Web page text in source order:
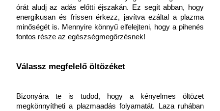
órát aludj az adás előtti éjszakán. Ez segít abban, hogy
energikusan és frissen érkezz, javítva ezáltal a plazma
minőségét is. Mennyire könnyű elfelejteni, hogy a pihenés
fontos része az egészségmegőrzésnek!
Válassz megfelelő öltözéket
Bizonyára te is tudod, hogy a kényelmes öltözet
megkönnyítheti a plazmaadás folyamatát. Laza ruhában